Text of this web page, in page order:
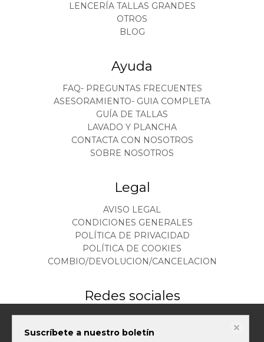
LENCERÍA TALLAS GRANDES
OTROS
BLOG
Ayuda
FAQ- PREGUNTAS FRECUENTES
ASESORAMIENTO- GUIA COMPLETA
GUÍA DE TALLAS
LAVADO Y PLANCHA
CONTACTA CON NOSOTROS
SOBRE NOSOTROS
Legal
AVISO LEGAL
CONDICIONES GENERALES
POLÍTICA DE PRIVACIDAD
POLÍTICA DE COOKIES
COMBIO/DEVOLUCION/CANCELACION
Redes sociales
Este sitio web almacena datos como cookies para habilitar la funcionalidad
necesaria del sitio, incluidos análisis y personalización. Puede cambiar su
Suscríbete a nuestro boletín